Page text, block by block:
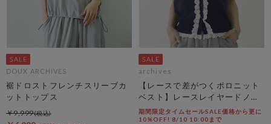
DOUX ARCHIVES
裾ドロストフレンチスリーブカ
ットトップス
￥9,999
archives
【レースで差がつくポロニット
ベスト】レースレイヤードノー
スリポロニットベスト
期間限定タイムセールSALE価格から更に
10%OFF! 8/10 10:00まで